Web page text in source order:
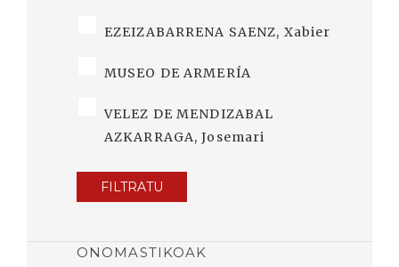
EZEIZABARRENA SAENZ, Xabier
MUSEO DE ARMERÍA
VELEZ DE MENDIZABAL
AZKARRAGA, Josemari
FILTRATU
ONOMASTIKOAK